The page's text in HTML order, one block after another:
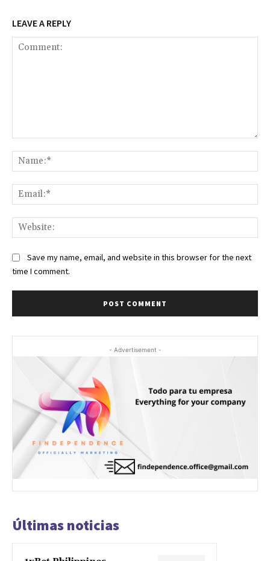
LEAVE A REPLY
Save my name, email, and website in this browser for the next
time I comment.
- Advertisement -
Últimas noticias